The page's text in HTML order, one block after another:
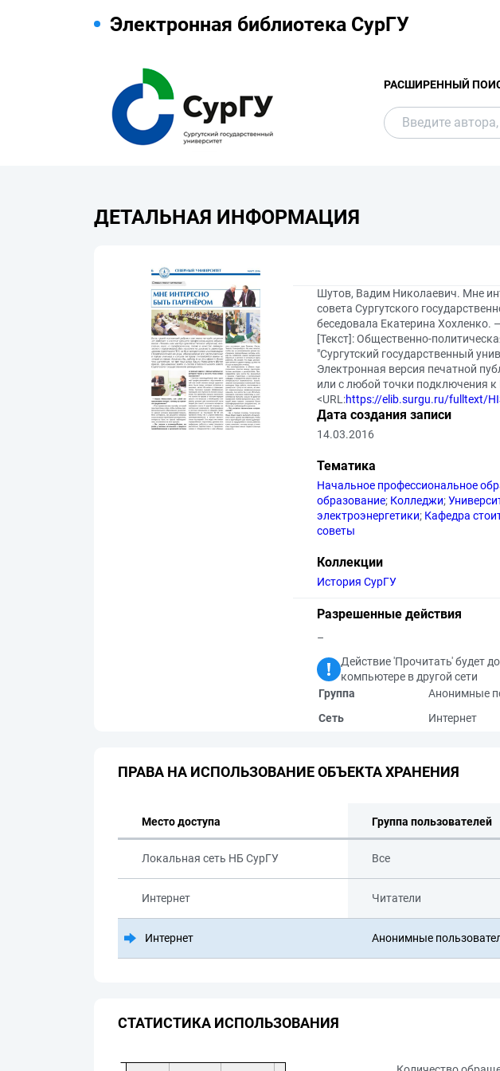
Электронная библиотека СурГУ
РАСШИРЕННЫЙ
ДЕТАЛЬНАЯ ИНФОРМАЦИЯ
Шутов, Вадим Николаевич. Мне
совета Сургутского
беседовала Екатерина
[Текст]: Общественно-
"Сургутский государственный
Электронная версия печатной
или с любой точки подключения
<URL:https://elib.surgu.ru/fulltext/
Дата создания записи
14.03.2016
Тематика
Начальное профессиональное
образование; Колледжи;
электроэнергетики; Кафедра
советы
Коллекции
История СурГУ
Разрешенные действия
–
Действие 'Прочитать' будет
компьютере в другой сети
Группа
Анонимные
Сеть
Интернет
ПРАВА НА ИСПОЛЬЗОВАНИЕ ОБЪЕКТА ХРАНЕНИЯ
Место доступа Группа пользователей
Локальная сеть НБ СурГУ Все
Интернет Читатели
Интернет Анонимные
СТАТИСТИКА ИСПОЛЬЗОВАНИЯ